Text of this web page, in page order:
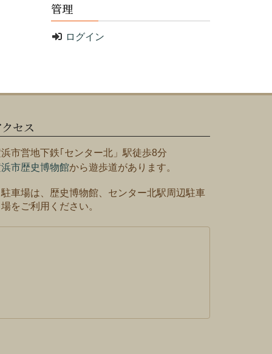
管理
ログイン
セス
市営地下鉄｢センター北」駅徒歩8分
市歴史博物館から遊歩道があります。
車場は、歴史博物館、センター北駅周辺駐車
場をご利用ください。